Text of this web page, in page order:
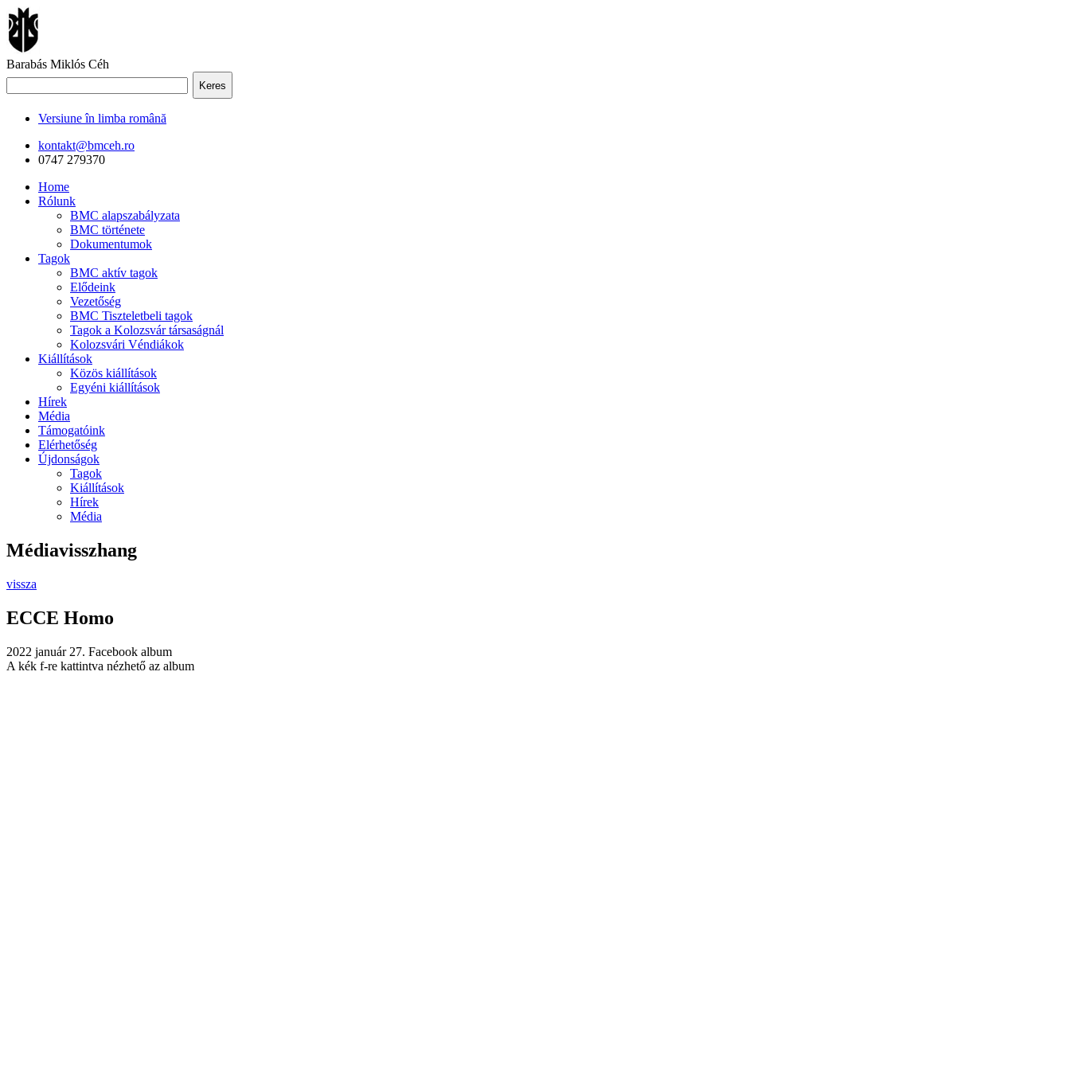
Barabás Miklós Céh
Keres
Versiune în limba română
kontakt@bmceh.ro
0747 279370
Home
Rólunk
BMC alapszabályzata
BMC története
Dokumentumok
Tagok
BMC aktív tagok
Elődeink
Vezetőség
BMC Tiszteletbeli tagok
Tagok a Kolozsvár társaságnál
Kolozsvári Véndiákok
Kiállítások
Közös kiállítások
Egyéni kiállítások
Hírek
Média
Támogatóink
Elérhetőség
Újdonságok
Tagok
Kiállítások
Hírek
Média
Médiavisszhang
vissza
ECCE Homo
2022 január 27. Facebook album
A kék f-re kattintva nézhető az album